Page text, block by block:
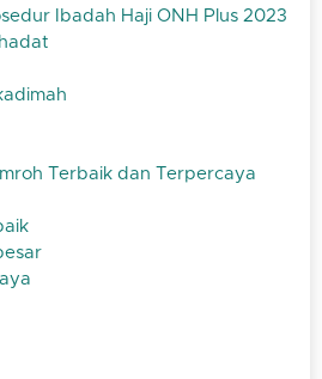
Ibadah Haji ONH Plus 2023
Terbaik dan Terpercaya